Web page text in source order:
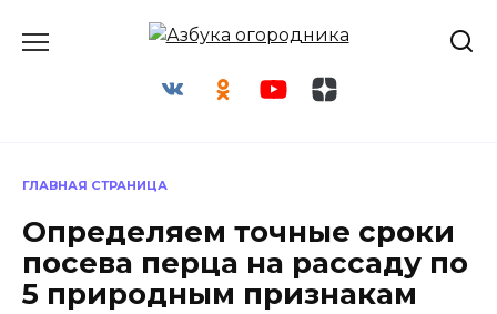
ГЛАВНАЯ СТРАНИЦА
Определяем точные сроки
посева перца на рассаду по
5 природным признакам